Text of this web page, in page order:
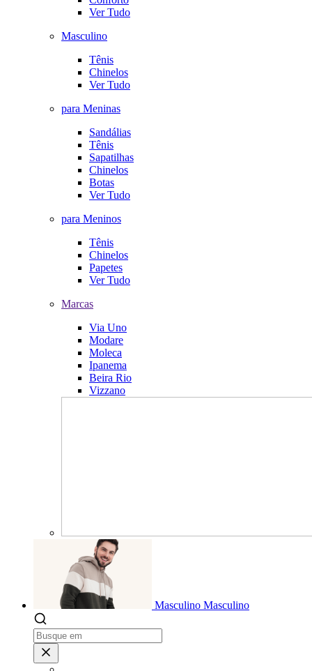
Ver Tudo
Masculino
Tênis
Chinelos
Ver Tudo
para Meninas
Sandálias
Tênis
Sapatilhas
Chinelos
Botas
Ver Tudo
para Meninos
Tênis
Chinelos
Papetes
Ver Tudo
Marcas
Via Uno
Modare
Moleca
Ipanema
Beira Rio
Vizzano
Masculino Masculino